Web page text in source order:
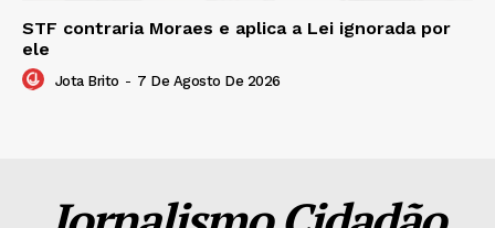
STF contraria Moraes e aplica a Lei ignorada por
ele
Jota Brito - 7 De Agosto De 2026